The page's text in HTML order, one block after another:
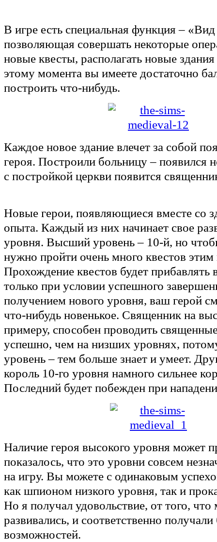
В игре есть специальная функция – «Вид
позволяющая совершать некоторые
новые квесты, располагать новые
этому момента вы имеете достаточно
построить что-нибудь.
Каждое новое здание влечет за собой
героя. Построили больницу – появился
с постройкой церкви появится
Новые герои, появляющиеся вместе со
опыта. Каждый из них начинает свое
уровня. Высший уровень – 10-й, но
нужно пройти очень много квестов этим
Прохождение квестов будет прибавлять
только при условии успешного
получением нового уровня, ваш герой
что-нибудь новенькое. Священник на
примеру, способен проводить
успешно, чем на низших уровнях,
уровень – тем больше знает и умеет.
король 10-го уровня намного сильнее
Последний будет побежден при
Наличие героя высокого уровня может
показалось, что это уровни совсем
на игру. Вы можете с одинаковым
как шпионом низкого уровня, так и
Но я получал удовольствие, от того, что
развивались, и соответственно
возможностей.